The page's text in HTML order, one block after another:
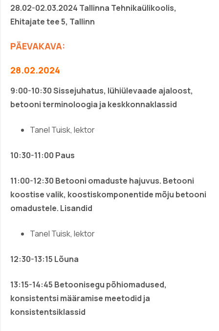
28.02-02.03.2024 Tallinna Tehnikaülikoolis,
Ehitajate tee 5, Tallinn
PÄEVAKAVA:
28.02.2024
9:00-10:30Sissejuhatus, lühiülevaade ajaloost,
betooni terminoloogia ja keskkonnaklassid
Tanel Tuisk, lektor
10:30-11:00 Paus
11:00-12:30 Betooni omaduste hajuvus. Betooni
koostise valik, koostiskomponentide mõju betooni
omadustele. Lisandid
Tanel Tuisk, lektor
12:30-13:15 Lõuna
13:15-14:45 Betoonisegu põhiomadused,
konsistentsi määramise meetodid ja
konsistentsiklassid